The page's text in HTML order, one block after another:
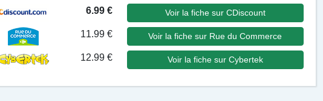
6.99 € Voir la fiche sur CDiscount
11.99 € Voir la fiche sur Rue du Commerce
12.99 € Voir la fiche sur Cybertek